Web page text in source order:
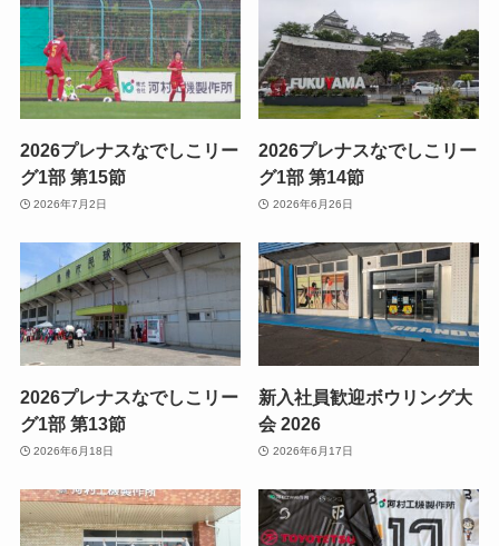
2026プレナスなでしこリー
グ1部 第15節
2026年7月2日
2026プレナスなでしこリー
グ1部 第14節
2026年6月26日
2026プレナスなでしこリー
グ1部 第13節
2026年6月18日
新入社員歓迎ボウリング大
会 2026
2026年6月17日